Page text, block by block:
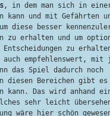
, in dem man sich in
kann und mit Gefährten
diese besser
zu erhalten und um
zu
empfehlenswert, mit
das Spiel dadurch noch
Bereichen gibt es
kann. Das wird anhand
sehr leicht
wäre hier schön